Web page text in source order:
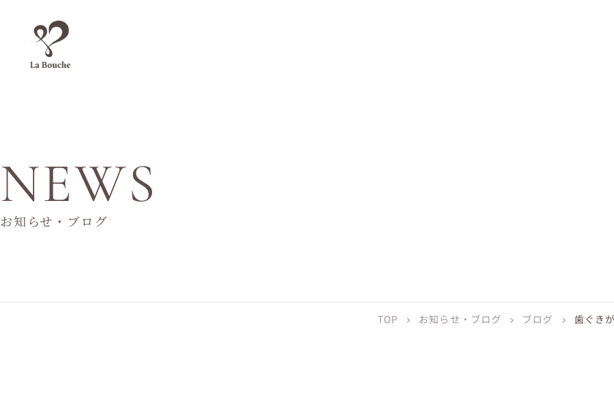
NEWS
お知らせ・ブログ
TOP chevron_right お知らせ・ブログ chevron_right ブログ chevron_right 歯ぐき